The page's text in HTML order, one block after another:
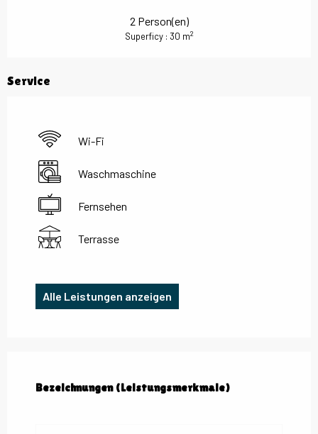
2 Person(en)
Superficy : 30 m2
Service
Wi-Fi
Waschmaschine
Fernsehen
Terrasse
Alle Leistungen anzeigen
Bezeichnungen (Leistungsmerkmale)
Bezeichnungen (Leistungsmerkmale)